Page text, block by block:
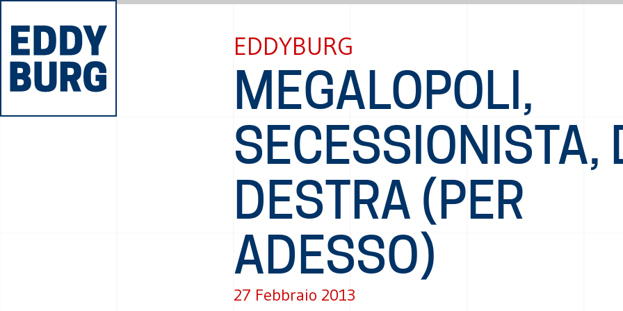
EDDYBURG
MEGALOPOLI,
SECESSIONISTA,
DESTRA (PER
ADESSO)
27 Febbraio 2013